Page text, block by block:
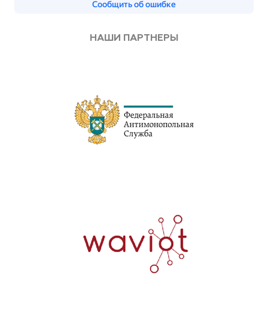
НАШИ ПАРТНЕРЫ